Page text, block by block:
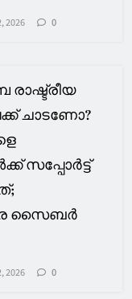
2026 0
രാഷ്ട്രീയ
ചാടണോ?
സപ്പോര്‍ട്ട്
സൈബര്‍
2026 0